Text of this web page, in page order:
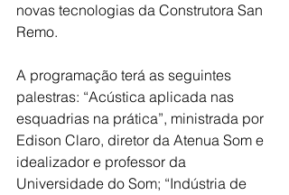
novas tecnologias da Construtora San
Remo.
A programação terá as seguintes
palestras: “Acústica aplicada nas
esquadrias na prática”, ministrada por
Edison Claro, diretor da Atenua Som e
idealizador e professor da
Universidade do Som; “Indústria de